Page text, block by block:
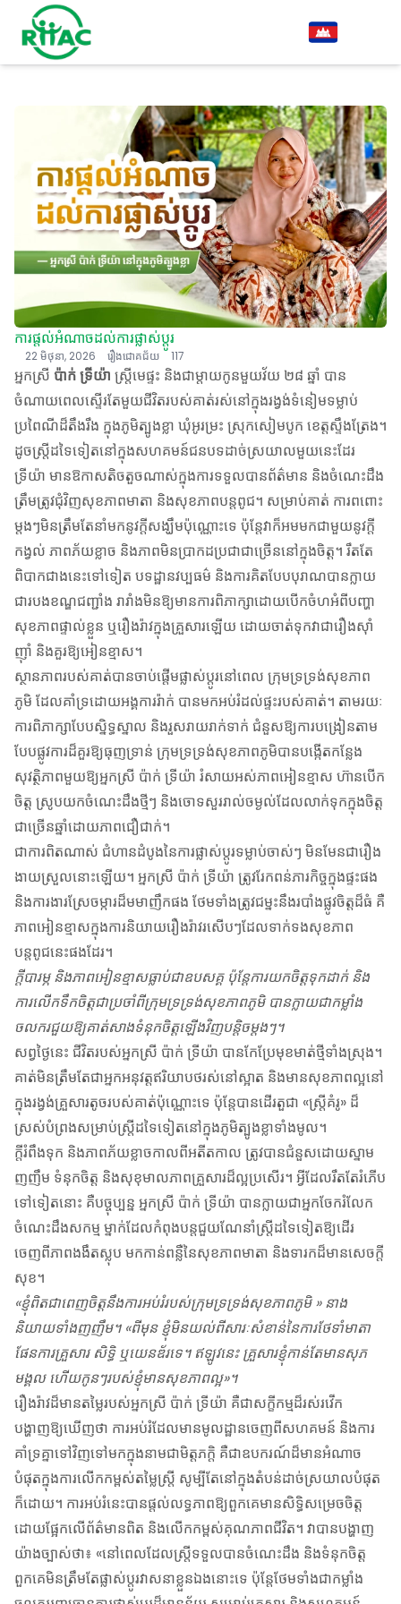
ការផ្តល់អំណាចដល់ការផ្លាស់ប្តូរ
22 មិថុនា, 2026 រឿងជោគជ័យ 117
អ្នកស្រី ប៉ាក់ ទ្រីយ៉ា ស្ត្រីមេផ្ទះ និងជាម្តាយកូនមួយវ័យ ២៨ ឆ្នាំ បាន
ចំណាយពេលស្ទើរតែមួយជីវិតរបស់គាត់រស់នៅក្នុងរង្វង់ទំនៀមទម្លាប់
ប្រពៃណីដ៏តឹងរឹង ក្នុងភូមិត្បូងខ្លា ឃុំអូរម្រះ ស្រុកសៀមបូក ខេត្តស្ទឹងត្រែង។
ដូចស្ត្រីដទៃទៀតនៅក្នុងសហគមន៍ជនបទដាច់ស្រយាលមួយនេះដែរ
ទ្រីយ៉ា មានឱកាសតិចតួចណាស់ក្នុងការទទួលបានព័ត៌មាន និងចំណេះដឹង
ត្រឹមត្រូវជុំវិញសុខភាពមាតា និងសុខភាពបន្តពូជ។ សម្រាប់គាត់ ការពពោះ
ម្តងៗមិនត្រឹមតែនាំមកនូវក្តីសង្ឃឹមប៉ុណ្ណោះទេ ប៉ុន្តែវាក៏អមមកជាមួយនូវក្តី
កង្វល់ ភាពភ័យខ្លាច និងភាពមិនប្រាកដប្រជាជាច្រើននៅក្នុងចិត្ត។ រឹតតែ
ពិបាកជាងនេះទៅទៀត បទដ្ឋានវប្បធម៌ និងការគិតបែបបុរាណបានក្លាយ
ជារបងខណ្ឌជញ្ជាំង រារាំងមិនឱ្យមានការពិភាក្សាដោយបើកចំហអំពីបញ្ហា
សុខភាពផ្ទាល់ខ្លួន ឬរឿងរ៉ាវក្នុងគ្រួសារឡើយ ដោយចាត់ទុកវាជារឿងស៊ាំ
ញ៉ាំ និងគួរឱ្យអៀនខ្មាស។​
ស្ថានភាពរបស់គាត់បានចាប់ផ្តើមផ្លាស់ប្តូរនៅពេល ក្រុមទ្រទ្រង់សុខភាព
ភូមិ ដែលគាំទ្រដោយអង្គការរ៉ាក់ បានមកអប់រំដល់ផ្ទះរបស់គាត់។ តាមរយៈ
ការពិភាក្សាបែបស្និទ្ធស្នាល និងរួសរាយរាក់ទាក់ ជំនួសឱ្យការបង្រៀនតាម
បែបផ្លូវការដ៏គួរឱ្យធុញទ្រាន់ ក្រុមទ្រទ្រង់សុខភាពភូមិបានបង្កើតកន្លែង
សុវត្ថិភាពមួយឱ្យអ្នកស្រី ប៉ាក់ ទ្រីយ៉ា រំសាយអស់ភាពអៀនខ្មាស ហ៊ានបើក
ចិត្ត ស្រូបយកចំណេះដឹងថ្មីៗ និងចោទសួររាល់ចម្ងល់ដែលលាក់ទុកក្នុងចិត្ត
ជាច្រើនឆ្នាំដោយភាពជឿជាក់។
ជាការពិតណាស់ ជំហានដំបូងនៃការផ្លាស់ប្តូរទម្លាប់ចាស់ៗ មិនមែនជារឿង
ងាយស្រួលនោះឡើយ។ អ្នកស្រី ប៉ាក់ ទ្រីយ៉ា ត្រូវរែកពន់ភារកិច្ចក្នុងផ្ទះផង
និងការងារស្រែចម្ការដ៏មមាញឹកផង ថែមទាំងត្រូវជម្នះនឹងរបាំងផ្លូវចិត្តដ៏ធំ គឺ
ភាពអៀនខ្មាសក្នុងការនិយាយរឿងរ៉ាវរសើបៗដែលទាក់ទងសុខភាព
បន្តពូជនេះផងដែរ។
ក្តីបារម្ភ និងភាពអៀនខ្មាសធ្លាប់ជាឧបសគ្គ ប៉ុន្តែការយកចិត្តទុកដាក់ និង
ការលើកទឹកចិត្តជាប្រចាំពីក្រុមទ្រទ្រង់សុខភាពភូមិ បានក្លាយជាកម្លាំង
ចលករជួយឱ្យគាត់សាងទំនុកចិត្តឡើងវិញបន្តិចម្តងៗ។
សព្វថ្ងៃនេះ ជីវិតរបស់អ្នកស្រី ប៉ាក់ ទ្រីយ៉ា បានកែប្រែមុខមាត់ថ្មីទាំងស្រុង។
គាត់មិនត្រឹមតែជាអ្នកអនុវត្តឥរិយាបថរស់នៅស្អាត និងមានសុខភាពល្អនៅ
ក្នុងរង្វង់គ្រួសារតូចរបស់គាត់ប៉ុណ្ណោះទេ ប៉ុន្តែបានដើរតួជា «ស្ត្រីគំរូ» ដ៏
ស្រស់បំព្រងសម្រាប់ស្ត្រីដទៃទៀតនៅក្នុងភូមិត្បូងខ្លាទាំងមូល។
ក្តីរំពឹងទុក និងភាពភ័យខ្លាចកាលពីអតីតកាល ត្រូវបានជំនួសដោយស្នាម
ញញឹម ទំនុកចិត្ត និងសុខុមាលភាពគ្រួសារដ៏ល្អប្រសើរ។ អ្វីដែលរឹតតែរំភើប
ទៅទៀតនោះ គឺបច្ចុប្បន្ន អ្នកស្រី ប៉ាក់ ទ្រីយ៉ា បានក្លាយជាអ្នកចែករំលែក
ចំណេះដឹងសកម្ម ម្នាក់ដែលកំពុងបន្តជួយណែនាំស្ត្រីដទៃទៀតឱ្យដើរ
ចេញពីភាពងងឹតស្លុប មកកាន់ពន្លឺនៃសុខភាពមាតា និងទារកដ៏មានសេចក្តី
សុខ។
«ខ្ញុំពិតជាពេញចិត្តនឹងការអប់រំរបស់ក្រុមទ្រទ្រង់សុខភាពភូមិ » នាង
និយាយទាំងញញឹម។ «ពីមុន ខ្ញុំមិនយល់ពីសារៈសំខាន់នៃការថែទាំមាតា
ផែនការគ្រួសារ សិទ្ធិ ឬយេនឌ័រទេ។ ឥឡូវនេះ គ្រួសារខ្ញុំកាន់តែមានសុភ
មង្គល ហើយកូនៗរបស់ខ្ញុំមានសុខភាពល្អ»។
រឿងរ៉ាវដ៏មានតម្លៃរបស់អ្នកស្រី ប៉ាក់ ទ្រីយ៉ា គឺជាសក្ខីកម្មដ៏រស់រវើក
បង្ហាញឱ្យឃើញថា ការអប់រំដែលមានមូលដ្ឋានចេញពីសហគមន៍ និងការ
គាំទ្រគ្នាទៅវិញទៅមកក្នុងនាមជាមិត្តភក្តិ គឺជាឧបករណ៍ដ៏មានអំណាច
បំផុតក្នុងការលើកកម្ពស់តម្លៃស្ត្រី សូម្បីតែនៅក្នុងតំបន់ដាច់ស្រយាលបំផុត
ក៏ដោយ។ ការអប់រំនេះបានផ្តល់លទ្ធភាពឱ្យពួកគេមានសិទ្ធិសម្រេចចិត្ត
ដោយផ្អែកលើព័ត៌មានពិត និងលើកកម្ពស់គុណភាពជីវិត។ វាបានបង្ហាញ
យ៉ាងច្បាស់ថា៖ «នៅពេលដែលស្ត្រីទទួលបានចំណេះដឹង និងទំនុកចិត្ត
ពួកគេមិនត្រឹមតែផ្លាស់ប្តូរវាសនាខ្លួនឯងនោះទេ ប៉ុន្តែថែមទាំងជាកម្លាំង